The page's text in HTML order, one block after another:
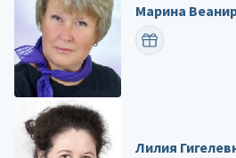
Марина
ПОЗДРАВИТЬ
Лилия